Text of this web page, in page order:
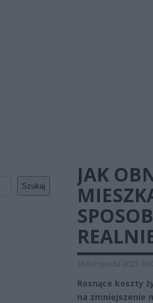
Szukaj
JAK
16 listopada 2025
Rosnące koszty
na zmniejszenie